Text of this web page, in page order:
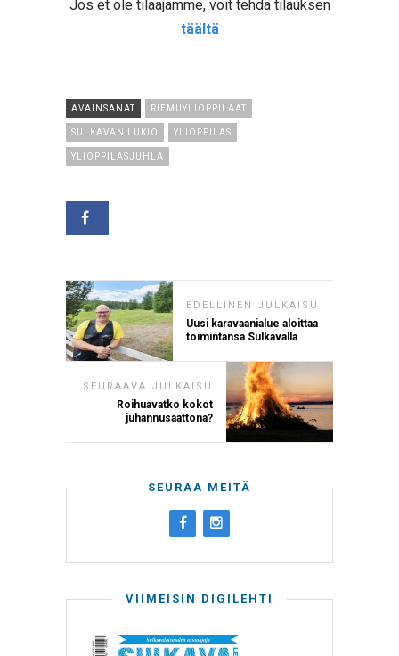
Jos et ole tilaajamme, voit tehdä tilauksen
täältä
AVAINSANAT RIEMUYLIOPPILAAT
SULKAVAN LUKIO YLIOPPILAS
YLIOPPILASJUHLA
EDELLINEN JULKAISU
Uusi karavaanialue aloittaa
toimintansa Sulkavalla
SEURAAVA JULKAISU
Roihuavatko kokot
juhannusaattona?
SEURAA MEITÄ
VIIMEISIN DIGILEHTI